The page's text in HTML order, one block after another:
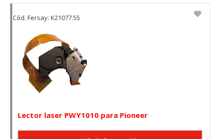
Lector laser PWY1010 para Pioneer
Cód. Fersay: K21077.55